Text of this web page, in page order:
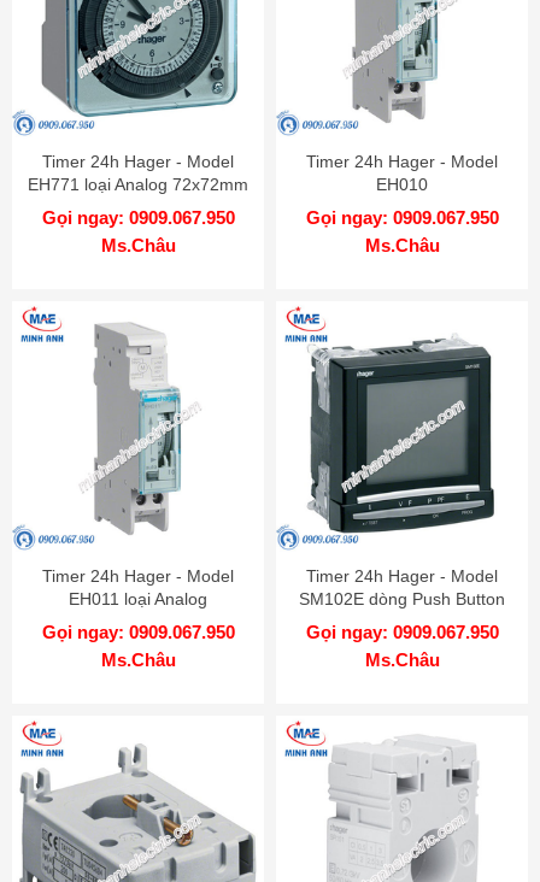
Timer 24h Hager - Model
EH771 loại Analog 72x72mm
Gọi ngay: 0909.067.950
Ms.Châu
Timer 24h Hager - Model
EH010
Gọi ngay: 0909.067.950
Ms.Châu
Timer 24h Hager - Model
EH011 loại Analog
Gọi ngay: 0909.067.950
Ms.Châu
Timer 24h Hager - Model
SM102E dòng Push Button
Gọi ngay: 0909.067.950
Ms.Châu